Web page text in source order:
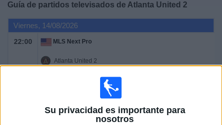
Su privacidad es importante para
nosotros
Guía de partidos televisados de Atlanta United 2
Viernes, 14/08/2026
22:00 MLS Next Pro
Atlanta United 2
Martes, 18/08/2026
Noticias